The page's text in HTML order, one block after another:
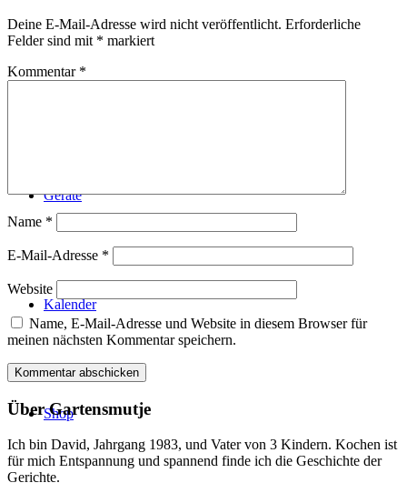
Technik
Geräte
Kalender
Shop
Deine E-Mail-Adresse wird nicht veröffentlicht. Erforderliche
Felder sind mit * markiert
Kommentar *
Name *
E-Mail-Adresse *
Website
Name, E-Mail-Adresse und Website in diesem Browser für
meinen nächsten Kommentar speichern.
Über Gartensmutje
Ich bin David, Jahrgang 1983, und Vater von 3 Kindern. Kochen ist
für mich Entspannung und spannend finde ich die Geschichte der
Gerichte.